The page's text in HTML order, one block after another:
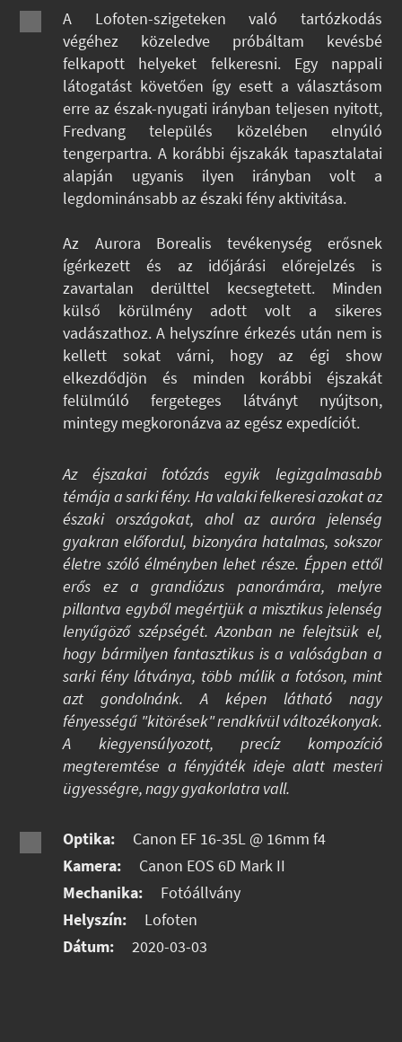
A Lofoten-szigeteken való tartózkodás
végéhez közeledve próbáltam kevésbé
felkapott helyeket felkeresni. Egy nappali
látogatást követően így esett a választásom
erre az észak-nyugati irányban teljesen nyitott,
Fredvang település közelében elnyúló
tengerpartra. A korábbi éjszakák tapasztalatai
alapján ugyanis ilyen irányban volt a
legdominánsabb az északi fény aktivitása.
Az Aurora Borealis tevékenység erősnek
ígérkezett és az időjárási előrejelzés is
zavartalan derülttel kecsegtetett. Minden
külső körülmény adott volt a sikeres
vadászathoz. A helyszínre érkezés után nem is
kellett sokat várni, hogy az égi show
elkezdődjön és minden korábbi éjszakát
felülmúló fergeteges látványt nyújtson,
mintegy megkoronázva az egész expedíciót.
Az éjszakai fotózás egyik legizgalmasabb
témája a sarki fény. Ha valaki felkeresi azokat az
északi országokat, ahol az auróra jelenség
gyakran előfordul, bizonyára hatalmas, sokszor
életre szóló élményben lehet része. Éppen ettől
erős ez a grandiózus panorámára, melyre
pillantva egyből megértjük a misztikus jelenség
lenyűgöző szépségét. Azonban ne felejtsük el,
hogy bármilyen fantasztikus is a valóságban a
sarki fény látványa, több múlik a fotóson, mint
azt gondolnánk. A képen látható nagy
fényességű "kitörések" rendkívül változékonyak.
A kiegyensúlyozott, precíz kompozíció
megteremtése a fényjáték ideje alatt mesteri
ügyességre, nagy gyakorlatra vall.
Optika:
Canon EF 16-35L @ 16mm f4
Kamera:
Canon EOS 6D Mark II
Mechanika:
Fotóállvány
Helyszín:
Lofoten
Dátum:
2020-03-03